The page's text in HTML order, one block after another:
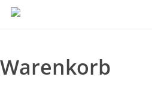
Skip
Warenkorb